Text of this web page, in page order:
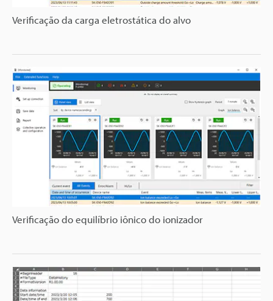
Verificação da carga eletrostática do alvo
Verificação do equilíbrio iônico do ionizador